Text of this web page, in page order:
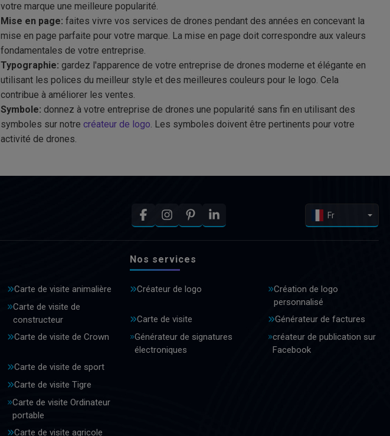
votre marque une meilleure popularité.
Mise en page: faites vivre vos services de drones pendant des années en concevant la
mise en page parfaite pour votre marque. La mise en page doit correspondre aux valeurs
fondamentales de votre entreprise.
Typographie: gardez l'apparence de votre entreprise de drones moderne et élégante en
utilisant les polices du meilleur style et des meilleures couleurs pour le logo. Cela
contribue à améliorer les ventes.
Symbole: donnez à votre entreprise de drones une popularité sans fin en utilisant des
symboles sur notre créateur de logo. Les symboles doivent être pertinents pour votre
activité de drones.
Fr
Carte de visite animalière
Carte de visite de
constructeur
Carte de visite de Crown
Carte de visite de sport
Carte de visite Tigre
Carte de visite Ordinateur
portable
Carte de visite agricole
Nos services
Créateur de logo
Création de logo
personnalisé
Carte de visite
Générateur de factures
Générateur de signatures
électroniques
créateur de publication sur
Facebook